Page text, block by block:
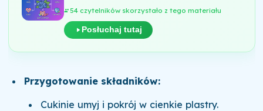
54 czytelników skorzystało z tego materiału
Posłuchaj tutaj
Przygotowanie składników:
Cukinie umyj i pokrój w cienkie plastry.